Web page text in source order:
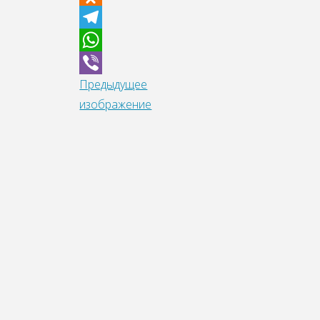
Odnoklassniki
Telegram
WhatsApp
Viber
Предыдущее
изображение